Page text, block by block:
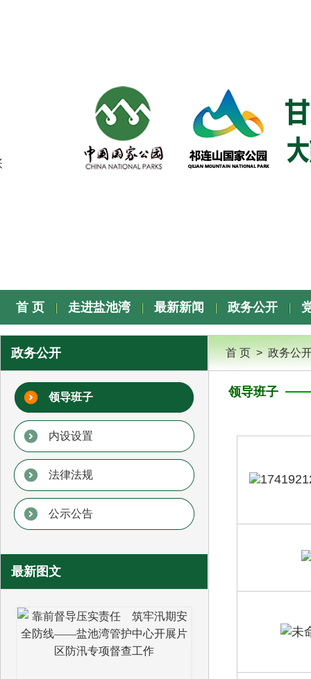
首 页 走进盐池湾 最新新闻 政务公开
政务公开
领导班子
内设设置
法律法规
公示公告
最新图文
首 页 > 政务公
领导班子